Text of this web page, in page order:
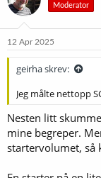
j
o
e
Moderator
12 Apr 2025
geirha skrev:
Jeg målte nettopp
Nesten litt
mine begreper.
startervolumet, så